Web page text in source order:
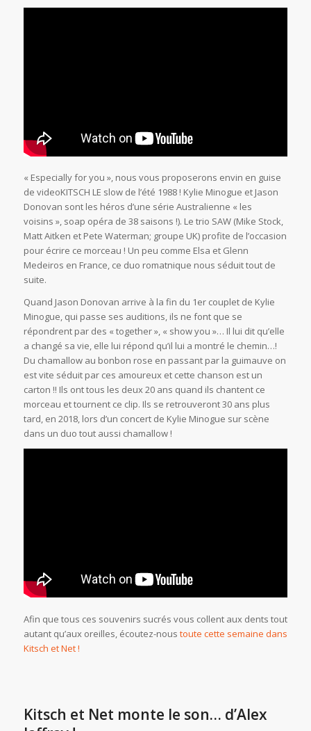
« Especially for you », nous vous proposerons envin en guise
de videoKITSCH LE slow de l’été 1988 ! Kylie Minogue et Jason
Donovan sont les héros d’une série Australienne « les
voisins », soap opéra de 38 saisons !). Le trio SAW (Mike Stock,
Matt Aitken et Pete Waterman; groupe UK) profite de l’occasion
pour écrire ce morceau ! Un peu comme Elsa et Glenn
Medeiros en France, ce duo romatnique nous séduit tout de
suite.
Quand Jason Donovan arrive à la fin du 1er couplet de Kylie
Minogue, qui passe ses auditions, ils ne font que se
répondrent par des « together », « show you »… Il lui dit qu’elle
a changé sa vie, elle lui répond qu’il lui a montré le chemin…!
Du chamallow au bonbon rose en passant par la guimauve on
est vite séduit par ces amoureux et cette chanson est un
carton !! Ils ont tous les deux 20 ans quand ils chantent ce
morceau et tournent ce clip. Ils se retrouveront 30 ans plus
tard, en 2018, lors d’un concert de Kylie Minogue sur scène
dans un duo tout aussi chamallow !
Afin que tous ces souvenirs sucrés vous collent aux dents tout
autant qu’aux oreilles, écoutez-nous toute cette semaine dans
Kitsch et Net !
Kitsch et Net monte le son… d’Alex